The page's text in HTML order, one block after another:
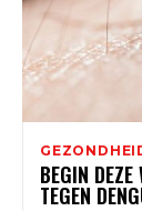
BEGIN DEZE
TEGEN